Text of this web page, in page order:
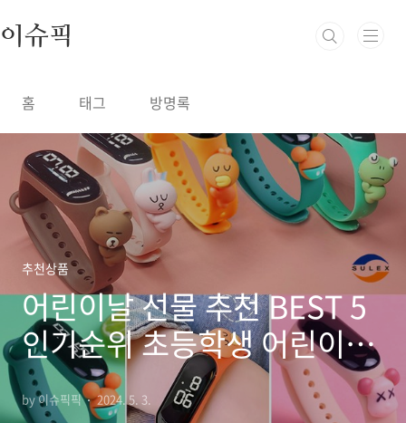
이슈픽
홈 태그 방명록
추천상품
어린이날 선물 추천 BEST 5
인기순위 초등학생 어린이집
유치원 선물
by 이슈픽픽 2024. 5. 3.